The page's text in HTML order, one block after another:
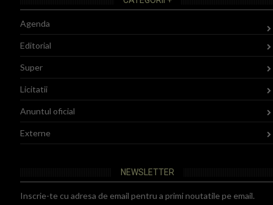
Agenda
Editorial
Super
Licitatii
Anuntul oficial
Externe
NEWSLETTER
Inscrie-te cu adresa de email pentru a primi noutatile pe email.